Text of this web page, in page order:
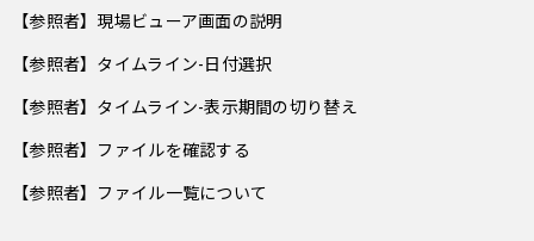
【参照者】現場ビューア画面の説明
【参照者】タイムライン-日付選択
【参照者】タイムライン-表示期間の切り替え
【参照者】ファイルを確認する
【参照者】ファイル一覧について